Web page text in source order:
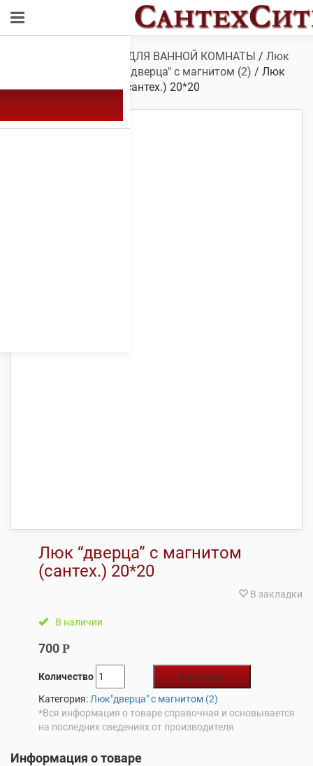
САНТЕХНИКА ДЛЯ ВАННОЙ КОМНАТЫ / Люк
Люк"дверца" с магнитом (2) / Люк
“дверца” с магнитом (сантех.) 20*20
Люк “дверца” с магнитом
(сантех.) 20*20
В закладки
В наличии
700 Р
Количество
В корзину
Категория: Люк"дверца" с магнитом (2)
*Вся информация о товаре справочная и основывается
на последних сведениях от производителя
Информация о товаре